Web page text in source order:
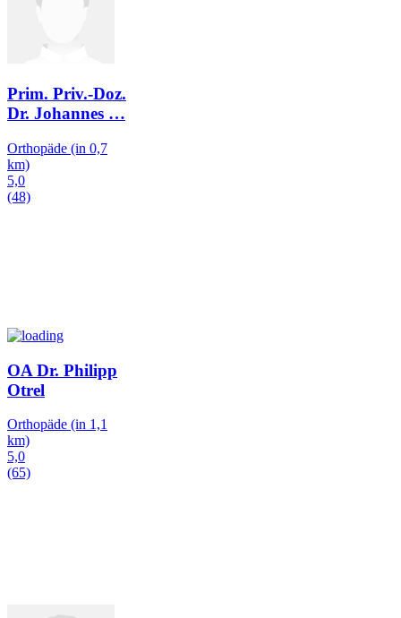
Prim. Priv.-Doz.
Dr. Johannes …
Orthopäde (in 0,7
km)
5,0
(48)
OA Dr. Philipp
Otrel
Orthopäde (in 1,1
km)
5,0
(65)